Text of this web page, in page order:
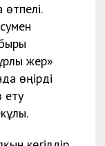
өтпелі.
жер»
өңірді
ету